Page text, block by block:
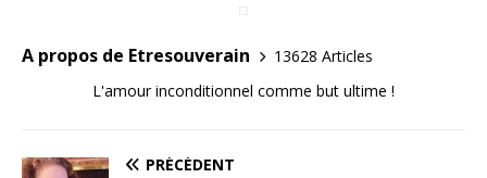
A propos de Etresouverain
13628 Articles
L'amour inconditionnel comme but ultime !
PRÉCÉDENT